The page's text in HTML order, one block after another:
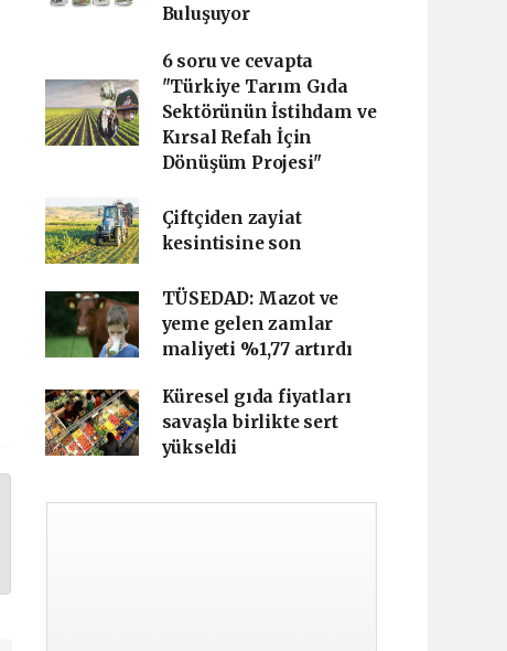
Buluşuyor
6 soru ve cevapta
"Türkiye Tarım Gıda
Sektörünün İstihdam ve
Kırsal Refah İçin
Dönüşüm Projesi"
Çiftçiden zayiat
kesintisine son
TÜSEDAD: Mazot ve
yeme gelen zamlar
maliyeti %1,77 artırdı
Küresel gıda fiyatları
savaşla birlikte sert
yükseldi